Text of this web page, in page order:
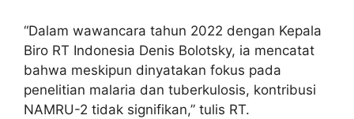
“Dalam wawancara tahun 2022 dengan Kepala
Biro RT Indonesia Denis Bolotsky, ia mencatat
bahwa meskipun dinyatakan fokus pada
penelitian malaria dan tuberkulosis, kontribusi
NAMRU-2 tidak signifikan,” tulis RT.